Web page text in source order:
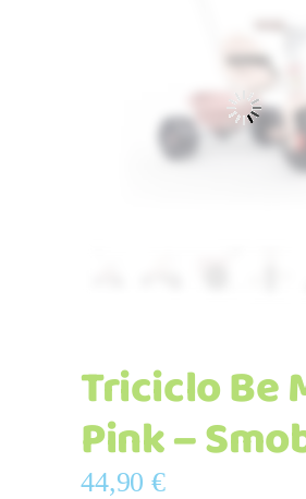
Triciclo Be
Pink –
44,90€